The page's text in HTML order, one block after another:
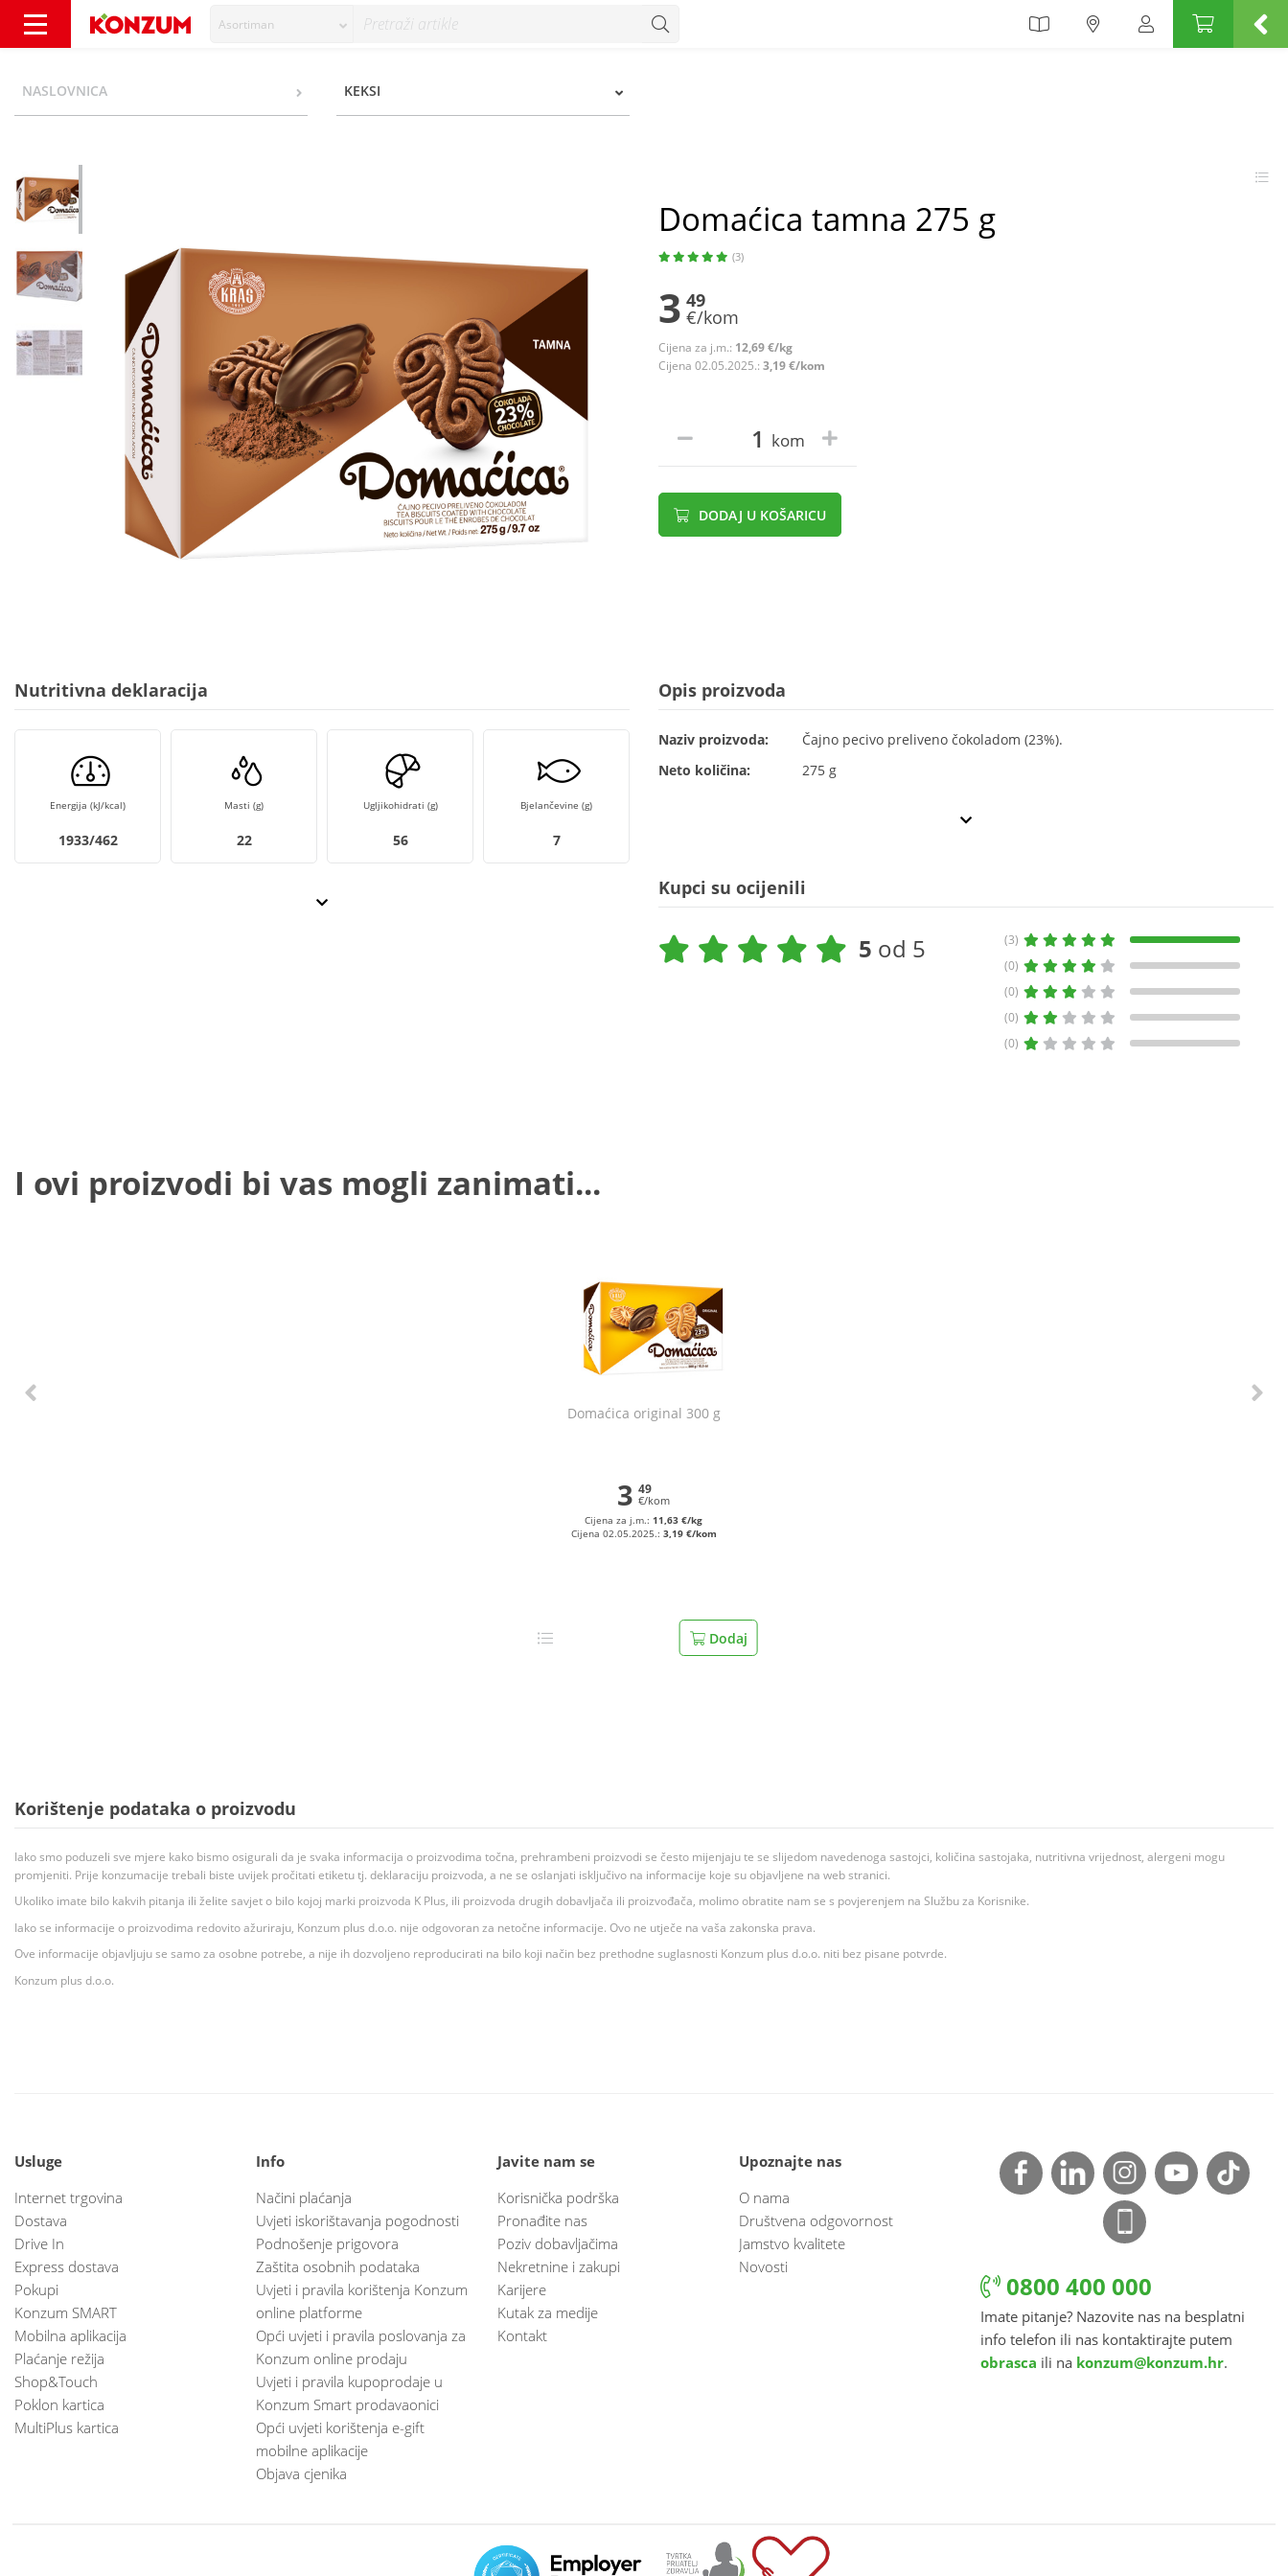
Asortiman
NASLOVNICA KEKSI
Domaćica tamna 275 g
(3)
3 49
€/kom
Cijena za j.m.: 12,69 €/kg
Cijena 02.05.2025.: 3,19 €/kom
kom
DODAJ U KOŠARICU
Nutritivna deklaracija
Energija (kJ/kcal)
1933/462
Masti (g)
22
Ugljikohidrati (g)
56
Bjelančevine (g)
7
Opis proizvoda
Naziv proizvoda:
Čajno pecivo preliveno čokoladom (23%).
Neto količina:
275 g
Kupci su ocijenili
5 od 5
(3)
(0)
(0)
(0)
(0)
I ovi proizvodi bi vas mogli zanimati...
Domaćica original 300 g
3 49
€/kom
Cijena za j.m.:11,63 €/kg
Cijena 02.05.2025.: 3,19 €/kom
Dodaj
Korištenje podataka o proizvodu
Iako smo poduzeli sve mjere kako bismo osigurali da je svaka informacija o proizvodima točna, prehrambeni proizvodi se često mijenjaju te se slijedom navedenoga sastojci, količina sastojaka, nutritivna vrijednost, alergeni mogu
promjeniti. Prije konzumacije trebali biste uvijek pročitati etiketu tj. deklaraciju proizvoda, a ne se oslanjati isključivo na informacije koje su objavljene na web stranici.
Ukoliko imate bilo kakvih pitanja ili želite savjet o bilo kojoj marki proizvoda K Plus, ili proizvoda drugih dobavljača ili proizvođača, molimo obratite nam se s povjerenjem na Službu za Korisnike.
Iako se informacije o proizvodima redovito ažuriraju, Konzum plus d.o.o. nije odgovoran za netočne informacije. Ovo ne utječe na vaša zakonska prava.
Ove informacije objavljuju se samo za osobne potrebe, a nije ih dozvoljeno reproducirati na bilo koji način bez prethodne suglasnosti Konzum plus d.o.o. niti bez pisane potvrde.
Konzum plus d.o.o.
Usluge
Internet trgovina
Dostava
Drive In
Express dostava
Pokupi
Konzum SMART
Mobilna aplikacija
Plaćanje režija
Shop&Touch
Poklon kartica
MultiPlus kartica
Info
Načini plaćanja
Uvjeti iskorištavanja pogodnosti
Podnošenje prigovora
Zaštita osobnih podataka
Uvjeti i pravila korištenja Konzum
online platforme
Opći uvjeti i pravila poslovanja za
Konzum online prodaju
Uvjeti i pravila kupoprodaje u
Konzum Smart prodavaonici
Opći uvjeti korištenja e-gift
mobilne aplikacije
Objava cjenika
Javite nam se
Korisnička podrška
Pronađite nas
Poziv dobavljačima
Nekretnine i zakupi
Karijere
Kutak za medije
Kontakt
Upoznajte nas
O nama
Društvena odgovornost
Jamstvo kvalitete
Novosti
0800 400 000
Imate pitanje? Nazovite nas na besplatni
info telefon ili nas kontaktirajte putem
obrasca ili na konzum@konzum.hr.